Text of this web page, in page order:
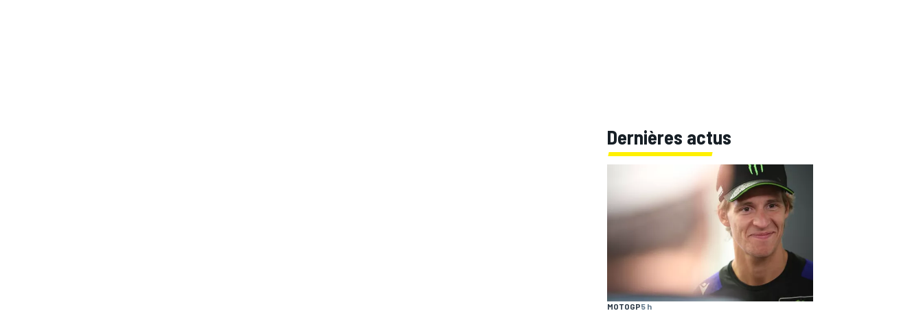
Dernières actus
MOTOGP5 h